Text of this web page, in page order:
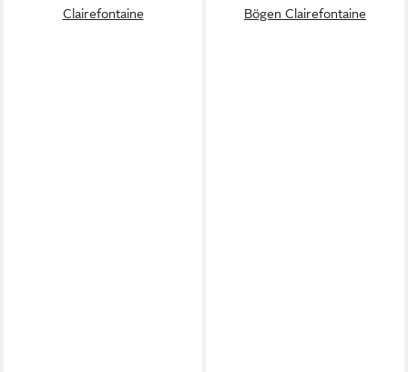
Clairefontaine
Bögen Clairefontaine